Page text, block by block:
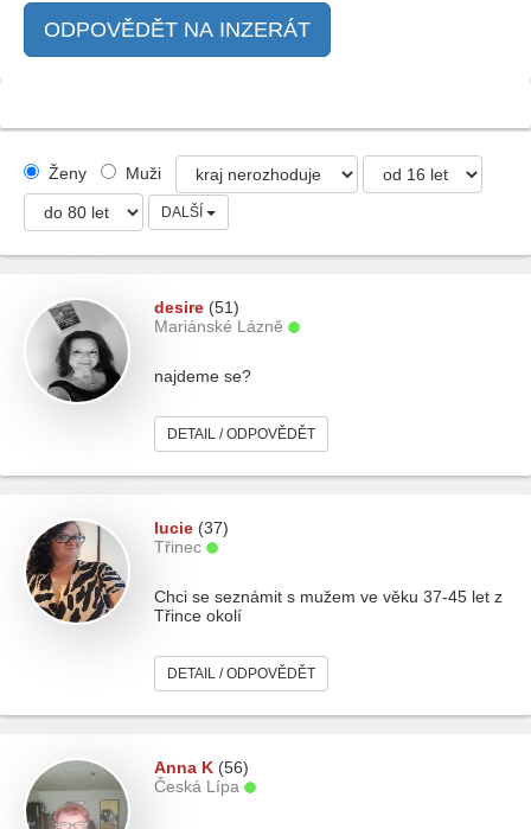
ODPOVĚDĚT NA INZERÁT
Ženy Muži
DALŠÍ
desire (51)
Mariánské Lázně
najdeme se?
DETAIL / ODPOVĚDĚT
lucie (37)
Třinec
Chci se seznámit s mužem ve věku 37-45 let z
Třince okolí
DETAIL / ODPOVĚDĚT
Anna K (56)
Česká Lípa